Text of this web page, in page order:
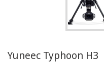
Yuneec Typhoon H3